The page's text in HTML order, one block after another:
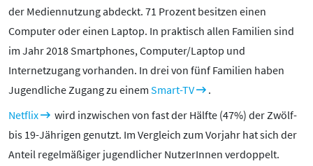
der Mediennutzung abdeckt. 71 Prozent besitzen einen
Computer oder einen Laptop. In praktisch allen Familien sind
im Jahr 2018 Smartphones, Computer/Laptop und
Internetzugang vorhanden. In drei von fünf Familien haben
Jugendliche Zugang zu einem Smart-TV
.
Netflix
wird inzwischen von fast der Hälfte (47%) der Zwölf-
bis 19-Jährigen genutzt. Im Vergleich zum Vorjahr hat sich der
Anteil regelmäßiger jugendlicher NutzerInnen verdoppelt.